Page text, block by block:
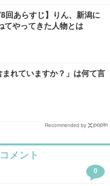
回あらすじ】りん、新潟に
てやってきた人物とは
れていますか？」は何て言
Recommended by